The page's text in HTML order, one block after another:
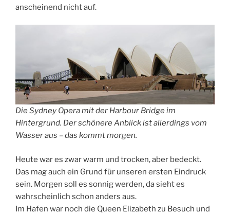
anscheinend nicht auf.
Die Sydney Opera mit der Harbour Bridge im
Hintergrund. Der schönere Anblick ist allerdings vom
Wasser aus – das kommt morgen.
Heute war es zwar warm und trocken, aber bedeckt.
Das mag auch ein Grund für unseren ersten Eindruck
sein. Morgen soll es sonnig werden, da sieht es
wahrscheinlich schon anders aus.
Im Hafen war noch die Queen Elizabeth zu Besuch und